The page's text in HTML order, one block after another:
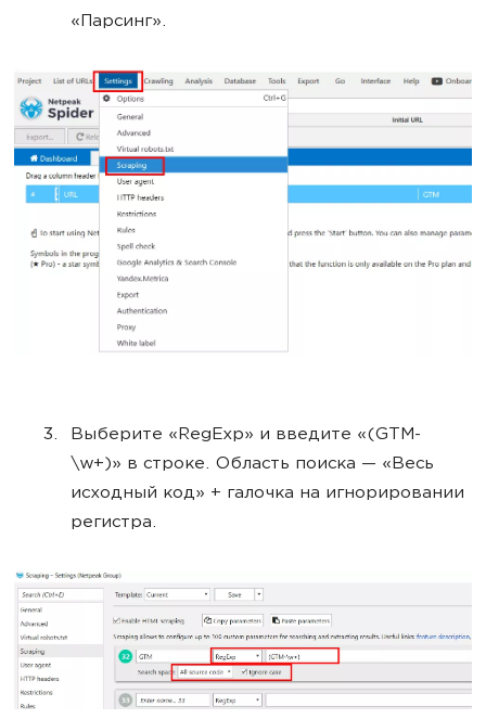
«Парсинг».
Выберите «RegExp» и введите «(GTM-
\w+)» в строке. Область поиска — «Весь
исходный код» + галочка на игнорировании
регистра.